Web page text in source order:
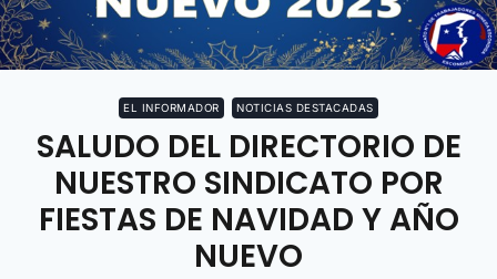
EL INFORMADOR NOTICIAS DESTACADAS
SALUDO DEL DIRECTORIO DE
NUESTRO SINDICATO POR
FIESTAS DE NAVIDAD Y AÑO
NUEVO